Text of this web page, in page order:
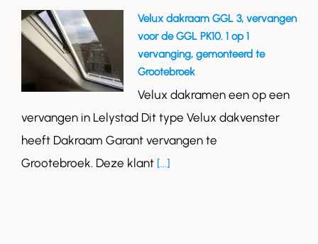
Velux dakraam GGL 3, vervangen
voor de GGL PK10. 1 op 1
vervanging, gemonteerd te
Grootebroek
Velux dakramen een op een
vervangen in Lelystad Dit type Velux dakvenster
heeft Dakraam Garant vervangen te
Grootebroek. Deze klant [...]